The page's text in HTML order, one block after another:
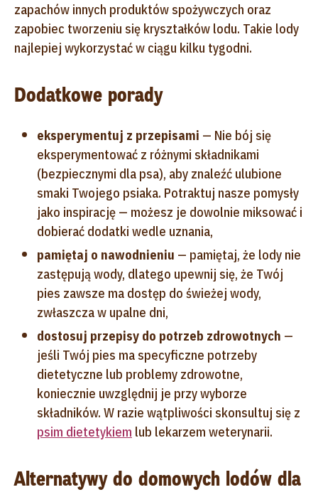
zapachów innych produktów spożywczych oraz
zapobiec tworzeniu się kryształków lodu. Takie lody
najlepiej wykorzystać w ciągu kilku tygodni.
Dodatkowe porady
eksperymentuj z przepisami — Nie bój się
eksperymentować z różnymi składnikami
(bezpiecznymi dla psa), aby znaleźć ulubione
smaki Twojego psiaka. Potraktuj nasze pomysły
jako inspirację — możesz je dowolnie miksować i
dobierać dodatki wedle uznania,
pamiętaj o nawodnieniu — pamiętaj, że lody nie
zastępują wody, dlatego upewnij się, że Twój
pies zawsze ma dostęp do świeżej wody,
zwłaszcza w upalne dni,
dostosuj przepisy do potrzeb zdrowotnych —
jeśli Twój pies ma specyficzne potrzeby
dietetyczne lub problemy zdrowotne,
koniecznie uwzględnij je przy wyborze
składników. W razie wątpliwości skonsultuj się z
psim dietetykiem lub lekarzem weterynarii.
Alternatywy do domowych lodów dla